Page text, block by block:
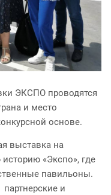
ЭКСПО проводятся
и место
основе.
выставка на
«Экспо», где
павильоны.
и